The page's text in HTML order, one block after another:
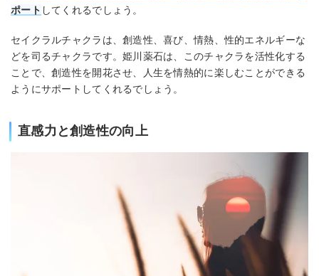
ポート してくれるでしょう。
セイクラルチャクラは、創造性、喜び、情熱、性的エネルギーな
どを司るチャクラです。姫川薬石は、このチャクラを活性化する
ことで、創造性を開花させ、人生を情熱的に楽しむことができる
ようにサポートしてくれるでしょう。
直感力と創造性の向上